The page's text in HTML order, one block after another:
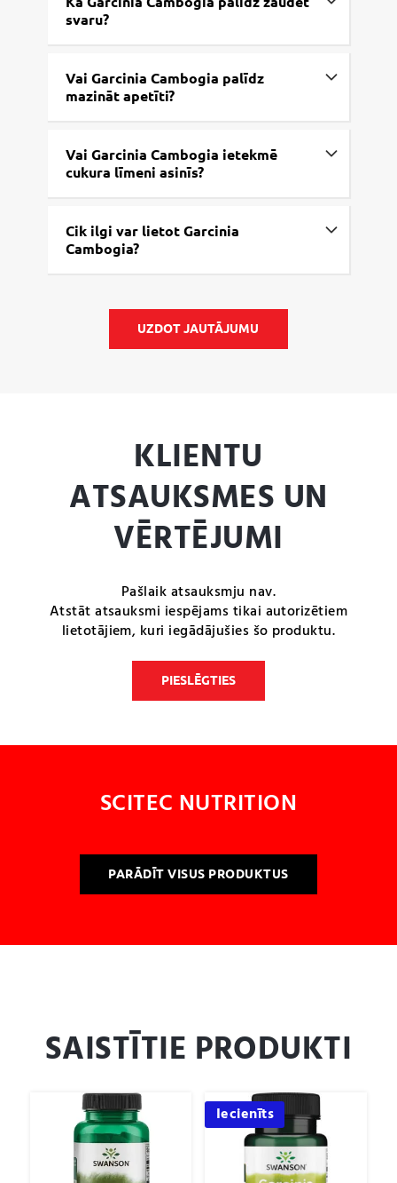
svaru?
Vai Garcinia Cambogia palīdz
mazināt apetīti?
Vai Garcinia Cambogia ietekmē
cukura līmeni asinīs?
Cik ilgi var lietot Garcinia
Cambogia?
UZDOT JAUTĀJUMU
KLIENTU
ATSAUKSMES UN
VĒRTĒJUMI
Pašlaik atsauksmju nav.
Atstāt atsauksmi iespējams tikai autorizētiem
lietotājiem, kuri iegādājušies šo produktu.
PIESLĒGTIES
SCITEC NUTRITION
PARĀDĪT VISUS PRODUKTUS
SAISTĪTIE PRODUKTI
Iecienīts